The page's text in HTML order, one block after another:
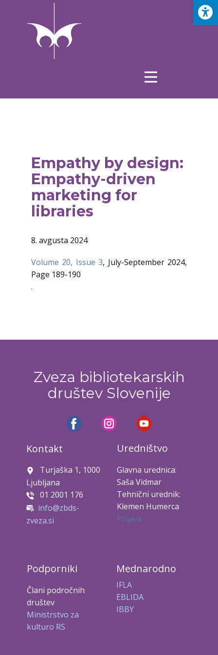
Empathy by design:
Empathy-driven
marketing for
libraries
8. avgusta 2024
Volume 20, Issue 3, July-September 2024,
Page 189-190
.
Zveza bibliotekarskih
društev Slovenije
Kontakt
Turjaška 1, 1000
Ljubljana
01 2001 176
info@zbds-
zveza.si
Uredništvo
Glavna urednica:
Saša Vidmar
Tehnični urednik:
Klemen Humerca
Prijava
Podporniki
Člani področnih
društev
Ministrstvo za
kulturo RS
Mednarodno
IFLA
EBLIDA
IBBY